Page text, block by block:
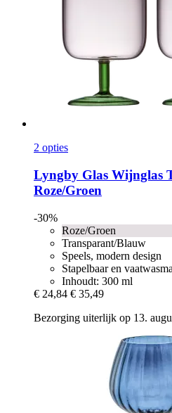
2 opties
Lyngby Glas Wijnglas
Roze/Groen
-30%
Roze/Groen
Transparant/Blauw
Speels, modern design
Stapelbaar en
Inhoudt: 300 ml
€ 24,84 € 35,49
Bezorging uiterlijk op 13.